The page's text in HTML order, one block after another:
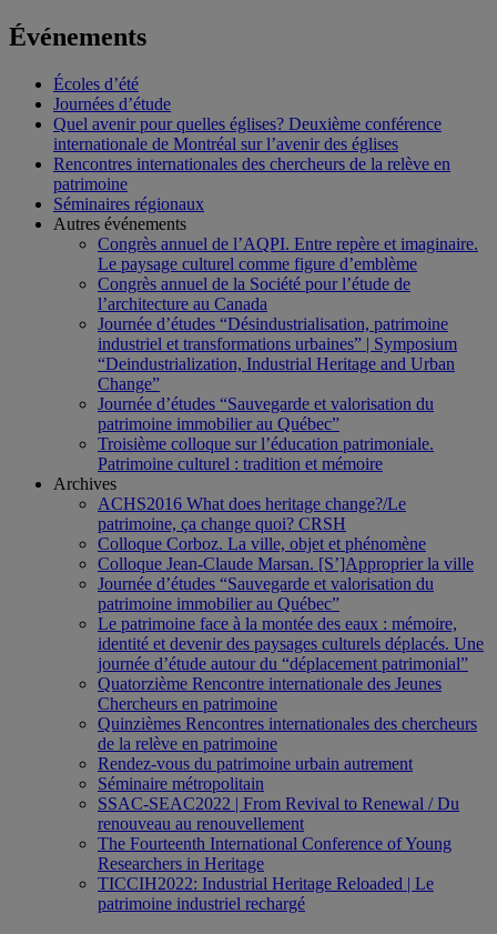
Événements
Écoles d’été
Journées d’étude
Quel avenir pour quelles églises? Deuxième conférence
internationale de Montréal sur l’avenir des églises
Rencontres internationales des chercheurs de la relève en
patrimoine
Séminaires régionaux
Autres événements
Congrès annuel de l’AQPI. Entre repère et imaginaire.
Le paysage culturel comme figure d’emblème
Congrès annuel de la Société pour l’étude de
l’architecture au Canada
Journée d’études “Désindustrialisation, patrimoine
industriel et transformations urbaines” | Symposium
“Deindustrialization, Industrial Heritage and Urban
Change”
Journée d’études “Sauvegarde et valorisation du
patrimoine immobilier au Québec”
Troisième colloque sur l’éducation patrimoniale.
Patrimoine culturel : tradition et mémoire
Archives
ACHS2016 What does heritage change?/Le
patrimoine, ça change quoi? CRSH
Colloque Corboz. La ville, objet et phénomène
Colloque Jean-Claude Marsan. [S’]Approprier la ville
Journée d’études “Sauvegarde et valorisation du
patrimoine immobilier au Québec”
Le patrimoine face à la montée des eaux : mémoire,
identité et devenir des paysages culturels déplacés. Une
journée d’étude autour du “déplacement patrimonial”
Quatorzième Rencontre internationale des Jeunes
Chercheurs en patrimoine
Quinzièmes Rencontres internationales des chercheurs
de la relève en patrimoine
Rendez-vous du patrimoine urbain autrement
Séminaire métropolitain
SSAC-SEAC2022 | From Revival to Renewal / Du
renouveau au renouvellement
The Fourteenth International Conference of Young
Researchers in Heritage
TICCIH2022: Industrial Heritage Reloaded | Le
patrimoine industriel rechargé